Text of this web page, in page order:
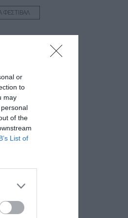
or
to
may
of the
List of
ΦΕΣΤΙΒΑΛ